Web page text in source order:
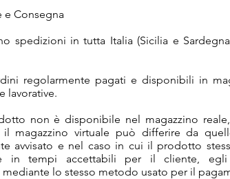
e Consegna
spedizioni in tutta Italia (Sicilia e
regolarmente pagati e disponibili in
lavorative.
non è disponibile nel magazzino
magazzino virtuale può differire da
avvisato e nel caso in cui il prodotto
in tempi accettabili per il cliente, egli
lo stesso metodo usato per il